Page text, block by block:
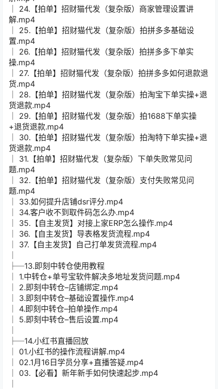
│ 24.【拍单】招财猫代发（复杂版）商家管理设置讲
解.mp4
│ 25.【拍单】招财猫代发（复杂版）拍拼多多基础设
置.mp4
│ 26.【拍单】招财猫代发（复杂版）拍拼多多下单实
操.mp4
│ 27.【拍单】招财猫代发（复杂版）拍拼多多如何退款退
货.mp4
│ 28.【拍单】招财猫代发（复杂版）拍淘宝下单实操+退
货退款.mp4
│ 29.【拍单】招财猫代发（复杂版）拍1688下单实操
+退货退款.mp4
│ 30.【拍单】招财猫代发（复杂版）拍淘特下单实操+退
货退款.mp4
│ 31.【拍单】招财猫代发（复杂版）下单失败常见问
题.mp4
│ 32.【拍单】招财猫代发（复杂版）支付失败常见问
题.mp4
│ 33.如何提升店铺dsr评分.mp4
│ 34.客户收不到取件码怎么办.mp4
│ 35.【自主发货】对接上家ERP怎么操作.mp4
│ 36.【自主发货】导表格发货流程.mp4
│ 37.【自主发货】自己打单发货流程.mp4
├─13.即刻中转仓使用教程
│ 1.中转仓+单号宝软件解决多地址发货问题.mp4
│ 2.即刻中转仓–店铺绑定.mp4
│ 3.即刻中转仓–基础设置操作.mp4
│ 4.即刻中转仓–拍单操作.mp4
│ 5.即刻中转仓–售后设置.mp4
├─14.小红书直播回放
│ 01.小红书的操作流程讲解.mp4
│ 02.1月16日学员分享+直播答疑.mp4
│ 03.【必看】新年新手如何快速起步.mp4